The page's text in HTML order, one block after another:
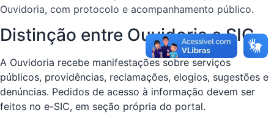
Ouvidoria, com protocolo e acompanhamento público.
Distinção entre Ouvidoria e SIC
A Ouvidoria recebe manifestações sobre serviços
públicos, providências, reclamações, elogios, sugestões e
denúncias. Pedidos de acesso à informação devem ser
feitos no e-SIC, em seção própria do portal.